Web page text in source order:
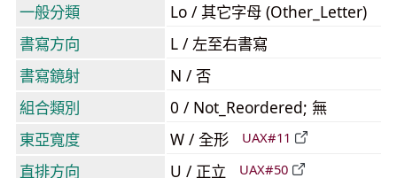
一般分類
Lo / 其它字母 (Other_Letter)
書寫方向
L / 左至右書寫
書寫鏡射
N / 否
組合類別
0 / Not_Reordered; 無
東亞寬度
W / 全形 UAX#11
直排方向 U / 正立 UAX#50